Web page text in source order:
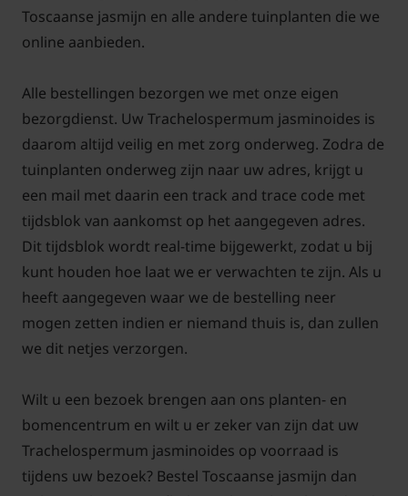
terug, want Trachelospermum jasminoides bloeit op
wortels tegen vorst te beschermen. Dat moet soms,
tijdens strenge vorst (meer dan -10 ℃) ook in de
volle grond gebeuren; breng dan een laag van
afgevallen bladeren rond de voet van de tuinplant
oude deken tegen de muur.
Trachelospermum jasminoides,
Als u bijTuinplantenwinkel.nldeze mooie plant
koopt, dan wordt deze altijd in pot geleverd. Dit
betekent dat de klimplant het hele jaar geplant kan
Toscaanse jasmijn en alle andere tuinplanten die we
online aanbieden.
Alle bestellingen bezorgen we met onze eigen
bezorgdienst. Uw Trachelospermum jasminoides is
daarom altijd veilig en met zorg onderweg. Zodra de
tuinplanten onderweg zijn naar uw adres, krijgt u
een mail met daarin een track and trace code met
tijdsblok van aankomst op het aangegeven adres.
Dit tijdsblok wordt real-time bijgewerkt, zodat u bij
kunt houden hoe laat we er verwachten te zijn. Als u
heeft aangegeven waar we de bestelling neer
mogen zetten indien er niemand thuis is, dan zullen
we dit netjes verzorgen.
Wilt u een bezoek brengen aan ons planten- en
bomencentrum en wilt u er zeker van zijn dat uw
Trachelospermum jasminoides op voorraad is
tijdens uw bezoek? Bestel Toscaanse jasmijn dan